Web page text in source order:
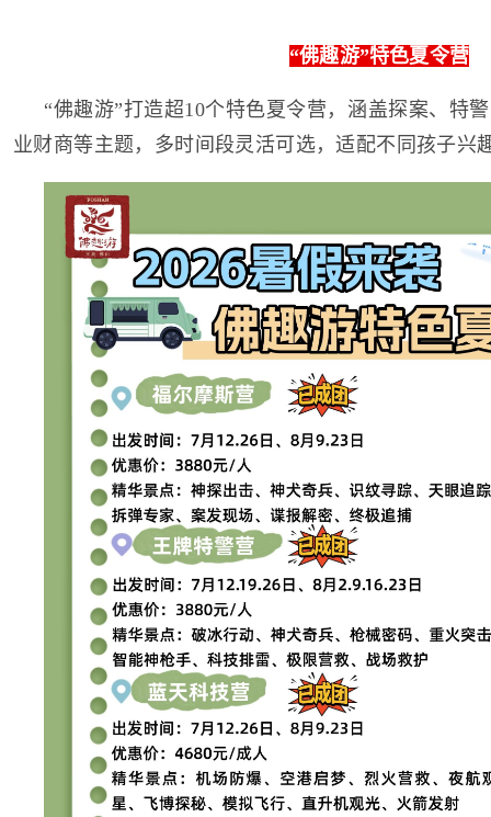
“佛趣游”特色夏令营
“佛趣游”打造超10个特色夏令营，涵盖探案、特
业财商等主题，多时间段灵活可选，适配不同孩子兴